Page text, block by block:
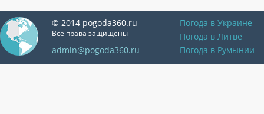
© 2014 pogoda360.ru
Все права защищены
admin@pogoda360.ru
Погода в Украине
Погода в Литве
Погода в Румынии